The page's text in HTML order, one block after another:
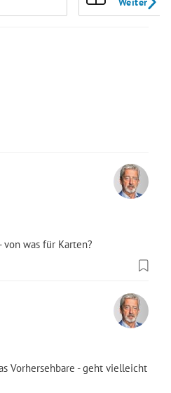
von was für Karten?
Vorhersehbare - geht vielleicht